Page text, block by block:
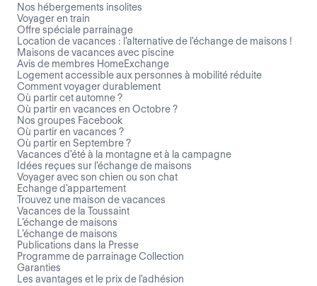
Nos hébergements insolites
Voyager en train
Offre spéciale parrainage
Location de vacances : l'alternative de l'échange de maisons !
Maisons de vacances avec piscine
Avis de membres HomeExchange
Logement accessible aux personnes à mobilité réduite
Comment voyager durablement
Où partir cet automne ?
Où partir en vacances en Octobre ?
Nos groupes Facebook
Où partir en vacances ?
Où partir en Septembre ?
Vacances d'été à la montagne et à la campagne
Idées reçues sur l'échange de maisons
Voyager avec son chien ou son chat
Echange d'appartement
Trouvez une maison de vacances
Vacances de la Toussaint
L’échange de maisons
L’échange de maisons
Publications dans la Presse
Programme de parrainage Collection
Garanties
Les avantages et le prix de l'adhésion